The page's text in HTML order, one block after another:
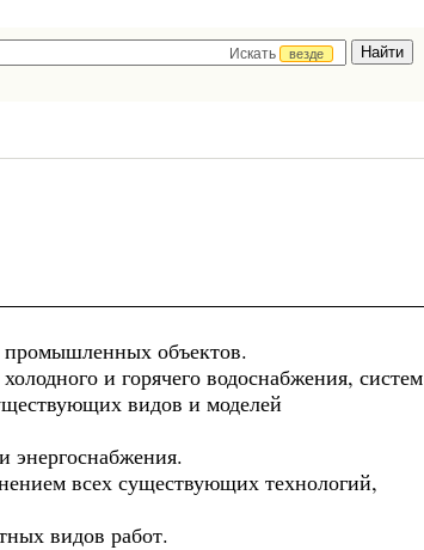
Искать
везде
промышленных объектов.
и горячего водоснабжения, систем
видов и моделей
всех существующих технологий,
видов работ.